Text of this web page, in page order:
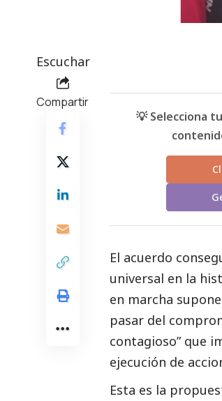
Escuchar
Compartir
💡 Selecciona
El acuerdo
universal en la
en marcha
pasar del
contagioso” que
ejecución de
Esta es la